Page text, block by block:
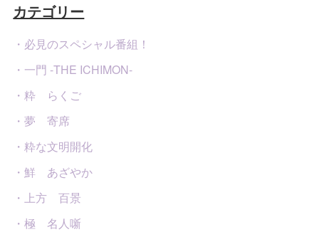
カテゴリー
・必見のスペシャル番組！
・一門 -THE ICHIMON-
・粋 らくご
・夢 寄席
・粋な文明開化
・鮮 あざやか
・上方 百景
・極 名人噺